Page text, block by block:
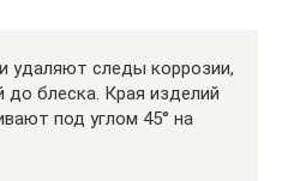
удаляют следы коррозии,
блеска. Края изделий
под углом 45° на